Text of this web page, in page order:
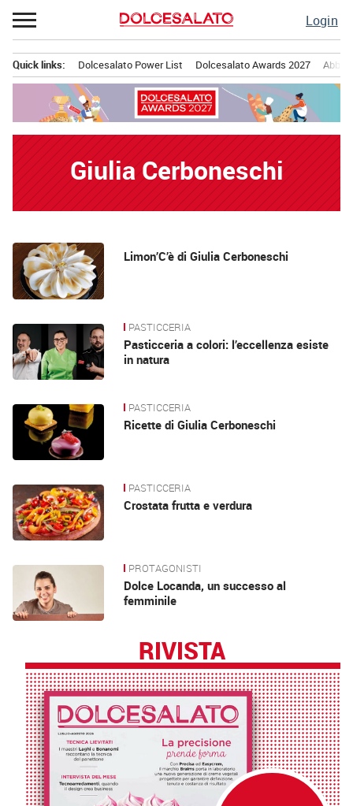
Passa
al
Login
principale
Quick links: Dolcesalato Power List Dolcesalato Awards 2027
Giulia Cerboneschi
News Limon’C’è di Giulia Cerboneschi
PASTICCERIA
Pasticceria a colori: l’eccellenza esiste
in natura
PASTICCERIA
Ricette di Giulia Cerboneschi
PASTICCERIA
Crostata frutta e verdura
PROTAGONISTI
Dolce Locanda, un successo al
femminile
RIVISTA